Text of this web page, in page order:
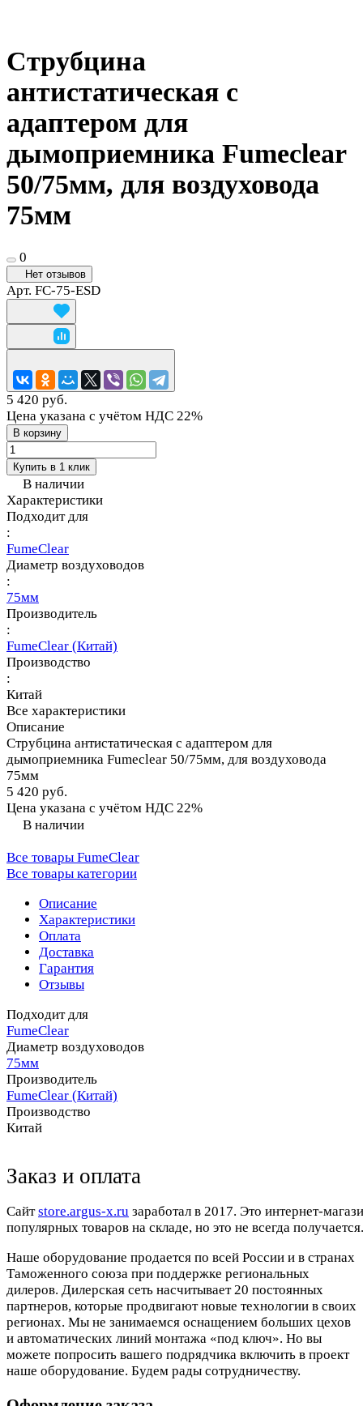
Струбцина
антистатическая с
адаптером для
дымоприемника Fumeclear
50/75мм, для воздуховода
75мм
0
Нет отзывов
Арт. FC-75-ESD
5 420 руб.
Цена указана с учётом НДС 22%
В корзину
Купить в 1 клик
В наличии
Характеристики
Подходит для
:
FumeClear
Диаметр воздуховодов
:
75мм
Производитель
:
FumeClear (Китай)
Производство
:
Китай
Все характеристики
Описание
Струбцина антистатическая с адаптером для
дымоприемника Fumeclear 50/75мм, для воздуховода
75мм
5 420 руб.
Цена указана с учётом НДС 22%
В наличии
Все товары FumeClear
Все товары категории
Описание
Характеристики
Оплата
Доставка
Гарантия
Отзывы
Подходит для
FumeClear
Диаметр воздуховодов
75мм
Производитель
FumeClear (Китай)
Производство
Китай
Заказ и оплата
Cайтstore.argus-x.ru заработал в 2017. Это интернет-
популярных товаров на складе, но это не всегда
Наше оборудование продается по всей России и в странах
Таможенного союза при поддержке региональных
дилеров. Дилерская сеть насчитывает 20 постоянных
партнеров, которые продвигают новые технологии в своих
регионах. Мы не занимаемся оснащением больших цехов
и автоматических линий монтажа «под ключ». Но вы
можете попросить вашего подрядчика включить в проект
наше оборудование. Будем рады сотрудничеству.